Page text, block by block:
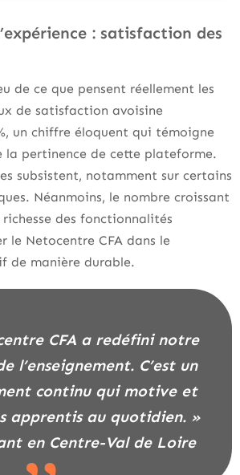
: satisfaction des
de ce que pensent réellement les
de satisfaction avoisine
un chiffre éloquent qui témoigne
pertinence de cette plateforme.
subsistent, notamment sur certains
Néanmoins, le nombre croissant
des fonctionnalités
le Netocentre CFA dans le
de manière durable.
CFA a redéfini notre
l’enseignement. C’est un
continu qui motive et
apprentis au quotidien. »
en Centre-Val de Loire